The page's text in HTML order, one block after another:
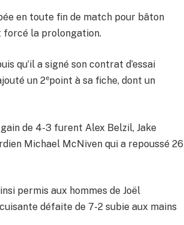
en toute fin de match pour bâton
forcé la prolongation.
qu’il a signé son contrat d’essai
un 2epoint à sa fiche, dont un
de 4-3 furent Alex Belzil, Jake
Michael McNiven qui a repoussé 26
permis aux hommes de Joël
défaite de 7-2 subie aux mains